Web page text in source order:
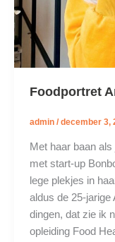
Foodportret
admin /december 3,
Met haar baan
met start-up
lege plekjes in
aldus de 25-jarige
dingen, dat zie ik
opleiding Food